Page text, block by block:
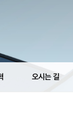
오시는 길